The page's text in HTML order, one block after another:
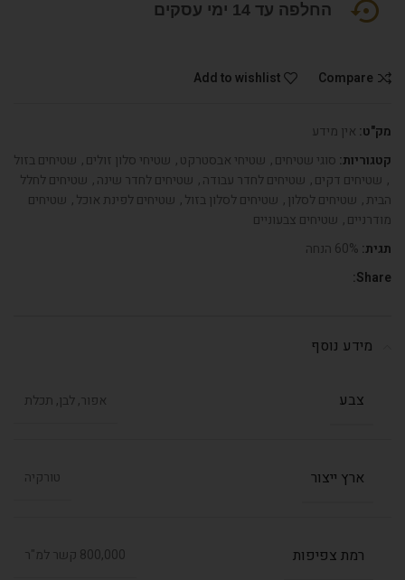
החלפה עד 14 ימי עסקים
Compare
Add to wishlist
מק"ט: אין מידע
קטגוריות: סוגי שטיחים, שטיחי אבסטרקט, שטיחי סלון זולים, שטיחים בזול
, שטיחים דקים, שטיחים לחדר עבודה, שטיחים לחדר שינה, שטיחים לחלל
הבית, שטיחים לסלון, שטיחים לסלון בזול, שטיחים לפינת אוכל, שטיחים
מודרניים, שטיחים צבעוניים
תגית: 60% הנחה
Share:
מידע נוסף
צבע אפור, לבן, תכלת
ארץ ייצור טורקיה
רמת צפיפות 800,000 קשר למ"ר